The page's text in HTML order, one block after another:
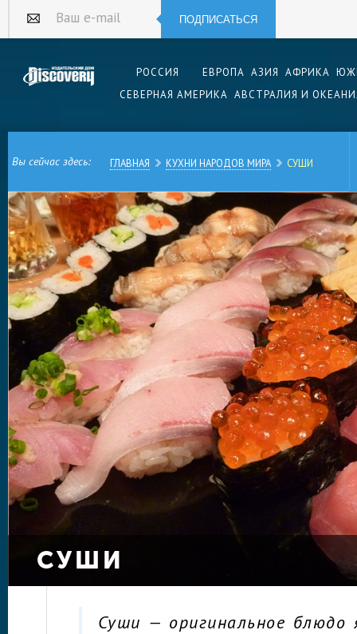
Ваш e-mail ПОДПИСАТЬСЯ
РОССИЯ ЕВРОПА АЗИЯ АФРИКА
СЕВЕРНАЯ АМЕРИКА АВСТРАЛИЯ И
Вы сейчас здесь: ГЛАВНАЯ КУХНИ НАРОДОВ МИРА СУШИ
СУШИ
Суши — оригинальное блюдо